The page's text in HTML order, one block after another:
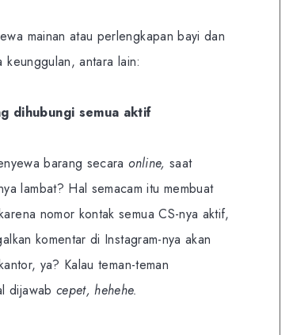
mainan atau perlengkapan bayi dan
antara lain:
dihubungi semua aktif
barang secaraonline, saat
lambat? Hal semacam itu membuat
nomor kontak semua CS-nya aktif,
komentar di Instagram-nya akan
ya? Kalau teman-teman
dijawab cepet, hehehe.